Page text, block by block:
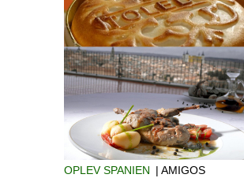
OPLEV SPANIEN | AMIGOS